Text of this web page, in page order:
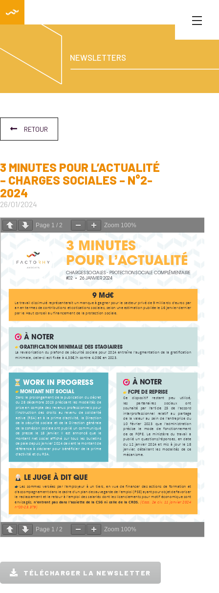
NEWSLETTERS
RETOUR
3 MINUTES POUR L’ACTUALITÉ
– CHARGES SOCIALES – N°2-
2024
26/01/2024
Page 1 / 2 Zoom 100%
Page 1 / 2 Zoom 100%
TÉLÉCHARGER LA NEWSLETTER